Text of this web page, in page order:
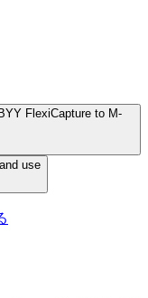
FlexiCapture to M-
use